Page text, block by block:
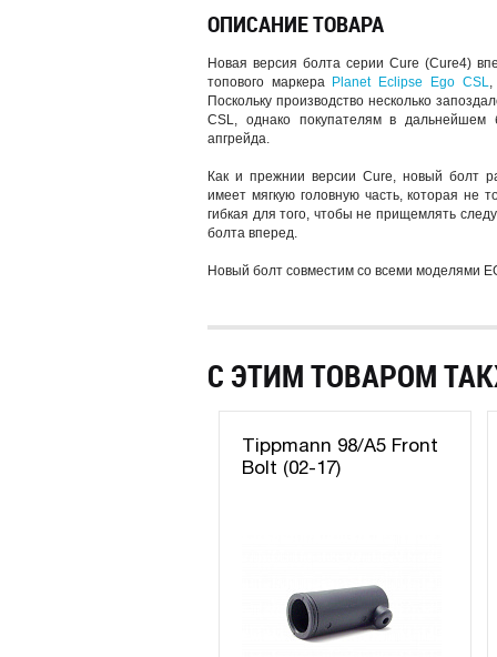
ОПИСАНИЕ ТОВАРА
Новая версия болта серии Cure (Cure4)
топового маркера Planet Eclipse Ego CSL,
Поскольку производство несколько
CSL, однако покупателям в
апгрейда.
Как и прежнии версии Cure, новый болт
имеет мягкую головную часть, которая не
гибкая для того, чтобы не прищемлять
болта вперед.
Новый болт совместим со всеми моделями
С ЭТИМ ТОВАРОМ
Tippmann 98/A5 Front
Bolt (02-17)